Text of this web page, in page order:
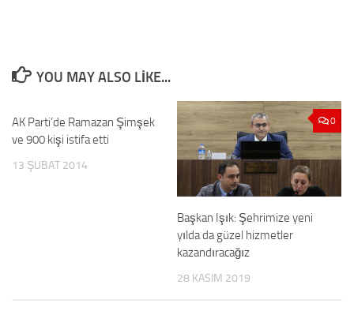
YOU MAY ALSO LIKE...
AK Parti’de Ramazan Şimşek
ve 900 kişi istifa etti
13 ŞUBAT 2014
0
Başkan Işık: Şehrimize yeni
yılda da güzel hizmetler
kazandıracağız
28 KASIM 2019